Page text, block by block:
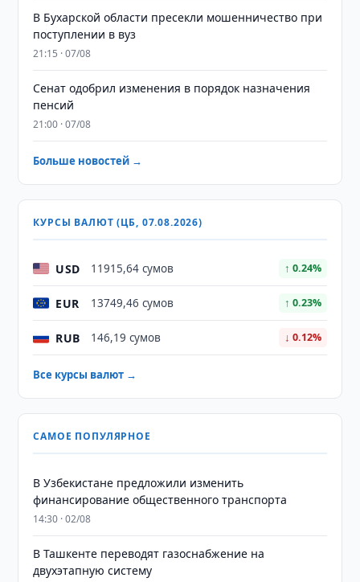
В Бухарской области пресекли мошенничество при
поступлении в вуз
21:15 · 07/08
Сенат одобрил изменения в порядок назначения
пенсий
21:00 · 07/08
Больше новостей →
КУРСЫ ВАЛЮТ (ЦБ, 07.08.2026)
USD 11915,64 сумов ↑ 0.24%
EUR 13749,46 сумов ↑ 0.23%
RUB 146,19 сумов ↓ 0.12%
Все курсы валют →
САМОЕ ПОПУЛЯРНОЕ
В Узбекистане предложили изменить
финансирование общественного транспорта
14:30 · 02/08
В Ташкенте переводят газоснабжение на
двухэтапную систему